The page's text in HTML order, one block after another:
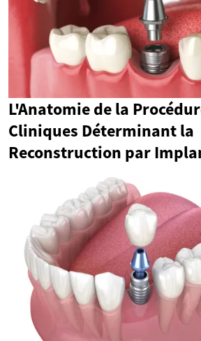
L'Anatomie de la
Cliniques Déterminant la
Reconstruction par